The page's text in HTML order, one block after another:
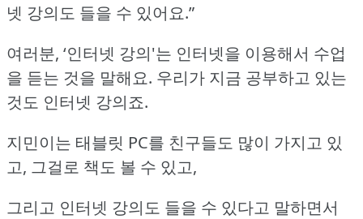
넷 강의도 들을 수 있어요.”
여러분, ‘인터넷 강의'는 인터넷을 이용해서 수업
을 듣는 것을 말해요. 우리가 지금 공부하고 있는
것도 인터넷 강의죠.
지민이는 태블릿 PC를 친구들도 많이 가지고 있
고, 그걸로 책도 볼 수 있고,
그리고 인터넷 강의도 들을 수 있다고 말하면서